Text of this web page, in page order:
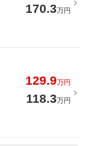
170.3万円
129.9万円
118.3万円